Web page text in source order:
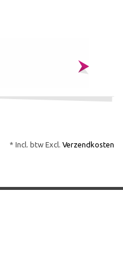
* Incl. btw Excl. Verzendkosten